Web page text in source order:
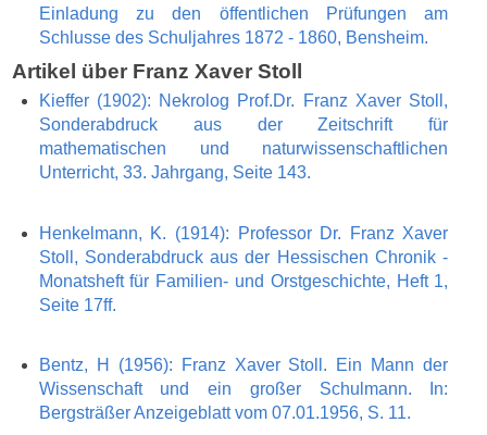
Einladung zu den öffentlichen Prüfungen am
Schlusse des Schuljahres 1872 - 1860, Bensheim.
Artikel über Franz Xaver Stoll
Kieffer (1902): Nekrolog Prof.Dr. Franz Xaver Stoll,
Sonderabdruck aus der Zeitschrift für
mathematischen und naturwissenschaftlichen
Unterricht, 33. Jahrgang, Seite 143.
Henkelmann, K. (1914): Professor Dr. Franz Xaver
Stoll, Sonderabdruck aus der Hessischen Chronik -
Monatsheft für Familien- und Orstgeschichte, Heft 1,
Seite 17ff.
Bentz, H (1956): Franz Xaver Stoll. Ein Mann der
Wissenschaft und ein großer Schulmann. In:
Bergsträßer Anzeigeblatt vom 07.01.1956, S. 11.